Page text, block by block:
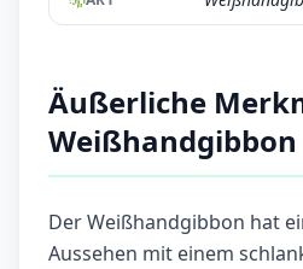
Äußerliche
Weißhandgibbon
Der Weißhandgibbon hat
Aussehen mit einem